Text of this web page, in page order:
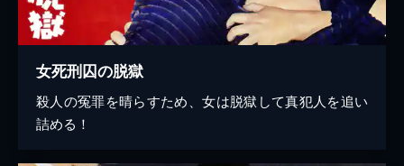
女死刑囚の脱獄
殺人の冤罪を晴らすため、女は脱獄して真犯人を追い
詰める！